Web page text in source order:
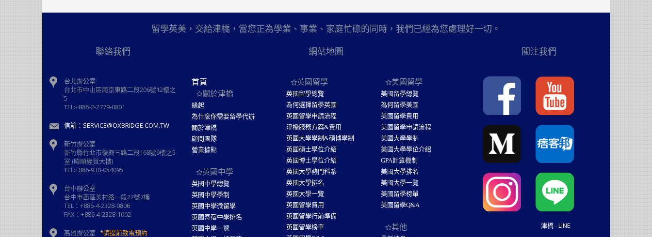
留學英美，交給津橋，當您正為學業、事業、家庭忙碌的同時，我們已經為您處理好一切。
聯絡我們
台北辦公室
台北市中山區南京東路二段206號12樓之
5
TEL:+886-2-2779-0801
信箱：SERVICE@OXBRIDGE.COM.TW
新竹辦公室
新⽵縣⽵北市復興三路⼆段168號9樓之5
室 (暐順經貿大樓)
TEL:+886-930-054095
台中辦公室
台中市西區美村路一段22號7樓
TEL：+886-4-2328-0806
FAX：+886-4-2328-1002
高雄辦公室 *請提前致電預約
首頁
關於津橋
緣起
為什麼你需要留學代辦
關於津橋
顧問團隊
營業據點
英國中學
英國中學總覽
英國中學學制
英國中學微留學
英國寄宿中學排名
英國中學一覽
網站地圖
英國留學
英國留學總覽
為何選擇留學英國
英國留學申請流程
津橋服務方案&費用
英國大學學制&碩博學制
英國碩士學位介紹
英國博士學位介紹
英國大學熱門科系
英國大學排名
英國大學一覽
英國留學費用
英國留學行前準備
英國留學榜單
美國留學
美國留學總覽
為何留學美國
美國留學費用
美國留學申請流程
美國大學學制
美國大學學位介紹
GPA計算機制
美國大學排名
美國大學一覽
美國留學榜單
美國留學Q&A
其他
關注我們
津橋 - LINE